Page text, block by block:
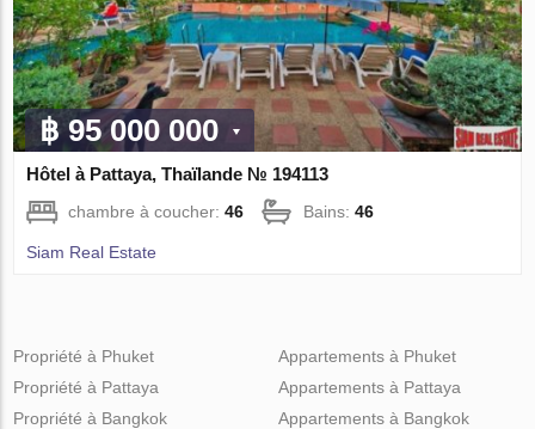
฿ 95 000 000
Hôtel à Pattaya, Thaïlande № 194113
chambre à coucher:46 Bains:46
Siam Real Estate
Propriété à Phuket
Propriété à Pattaya
Propriété à Bangkok
Appartements à Phuket
Appartements à Pattaya
Appartements à Bangkok